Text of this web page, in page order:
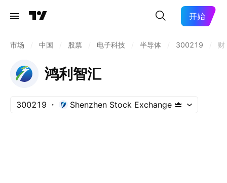
开始
市场 中国 股票 电子科技 半导体 300219 财
鸿利智汇
300219 Shenzhen Stock Exchange